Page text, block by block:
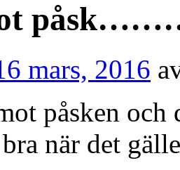
mars, 2016
påsken och
när det